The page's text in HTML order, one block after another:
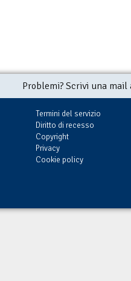
Problemi? Scrivi una
Termini del servizio
Diritto di recesso
Copyright
Privacy
Cookie policy